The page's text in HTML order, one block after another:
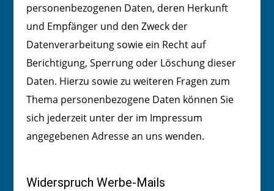
personenbezogenen Daten, deren Herkunft
und Empfänger und den Zweck der
Datenverarbeitung sowie ein Recht auf
Berichtigung, Sperrung oder Löschung dieser
Daten. Hierzu sowie zu weiteren Fragen zum
Thema personenbezogene Daten können Sie
sich jederzeit unter der im Impressum
angegebenen Adresse an uns wenden.
Widerspruch Werbe-Mails